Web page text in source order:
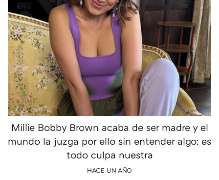
Millie Bobby Brown acaba de ser madre y el
mundo la juzga por ello sin entender algo: es
todo culpa nuestra
HACE UN AÑO